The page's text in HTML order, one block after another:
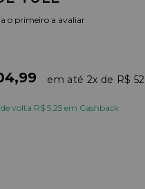
o primeiro a avaliar
2x R$
volta R$ 5,25 em Cashback